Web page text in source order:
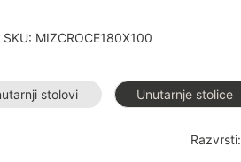
SKU: MIZCROCE180X100
stolovi Unutarnje stolice
Razvrsti: